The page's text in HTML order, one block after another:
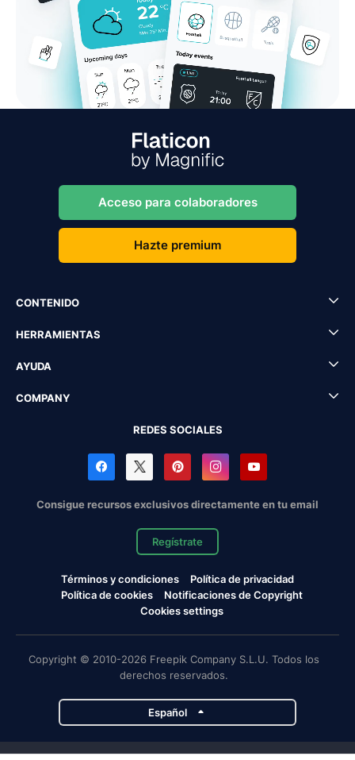
Acceso para colaboradores
Hazte premium
CONTENIDO
HERRAMIENTAS
AYUDA
COMPANY
REDES SOCIALES
Consigue recursos exclusivos directamente en tu email
Regístrate
Términos y condiciones
Política de privacidad
Política de cookies
Notificaciones de Copyright
Cookies settings
Copyright © 2010-2026 Freepik Company S.L.U. Todos los
derechos reservados.
Español